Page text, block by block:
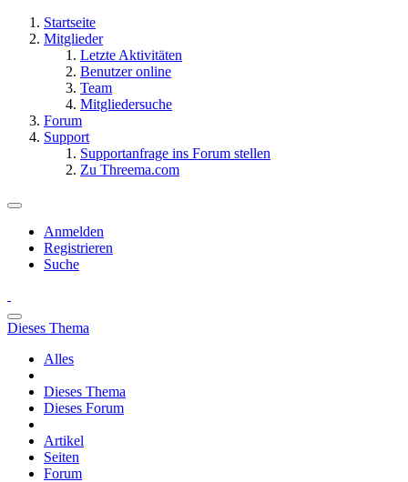
Startseite
Mitglieder
Letzte Aktivitäten
Benutzer online
Team
Mitgliedersuche
Forum
Support
Supportanfrage ins Forum stellen
Zu Threema.com
Anmelden
Registrieren
Suche
Dieses Thema
Alles
Dieses Thema
Dieses Forum
Artikel
Seiten
Forum